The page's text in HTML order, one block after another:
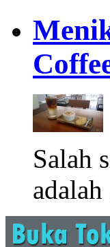
Salah
adalah